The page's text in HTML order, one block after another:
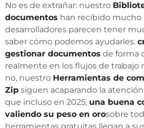
No es de extrañar: nuestro
documentos han recibido mucho
desarrolladores parecen tener
saber cómo podemos ayudarles.
gestionar documentos de forma
realmente en los flujos de trabajo
no, nuestro Herramientas de
Zip siguen acaparando la
que incluso en 2025, una buena
valiendo su peso en orosobre